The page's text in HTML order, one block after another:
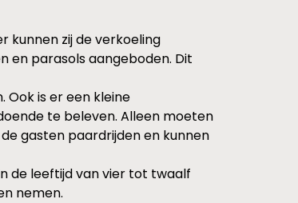
kunnen zij de verkoeling
en parasols aangeboden. Dit
Ook is er een kleine
te beleven. Alleen moeten
gasten paardrijden en kunnen
de leeftijd van vier tot twaalf
nemen.